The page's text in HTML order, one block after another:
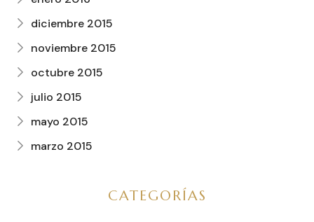
diciembre 2015
noviembre 2015
octubre 2015
julio 2015
mayo 2015
marzo 2015
CATEGORÍAS